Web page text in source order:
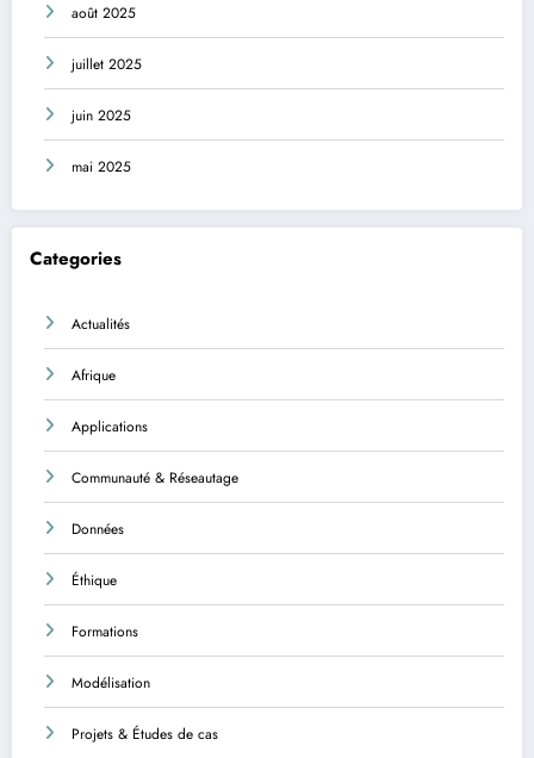
août 2025
juillet 2025
juin 2025
mai 2025
Categories
Actualités
Afrique
Applications
Communauté & Réseautage
Données
Éthique
Formations
Modélisation
Projets & Études de cas